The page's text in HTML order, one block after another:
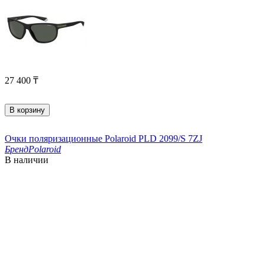
27 400 ₸
В корзину
Очки поляризационные Polaroid PLD 2099/S 7ZJ
БрендPolaroid
В наличии